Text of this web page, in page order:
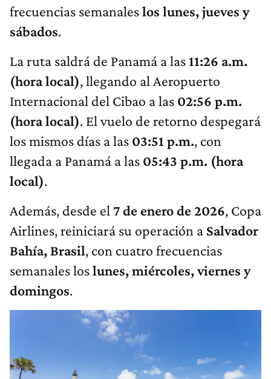
frecuencias semanaleslos lunes, jueves y
sábados.
La ruta saldrá de Panamá a las11:26 a.m.
(hora local), llegando al Aeropuerto
Internacional del Cibao a las 02:56 p.m.
(hora local). El vuelo de retorno despegará
los mismos días a las 03:51 p.m., con
llegada a Panamá a las 05:43 p.m. (hora
local).
Además, desde el 7 de enero de 2026, Copa
Airlines, reiniciará su operación a Salvador
Bahía, Brasil, con cuatro frecuencias
semanales loslunes, miércoles, viernes y
domingos.